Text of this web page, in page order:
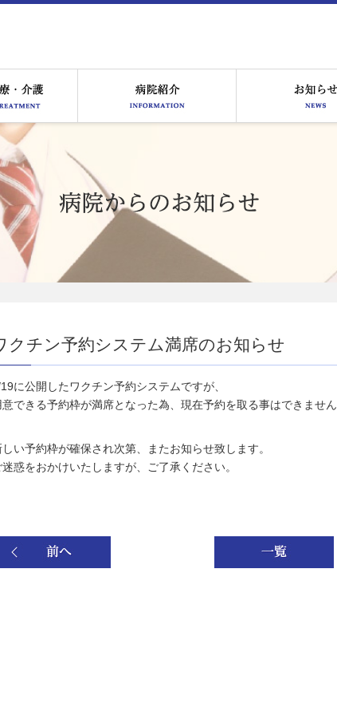
クチン予約システム満席のお知らせ
に公開したワクチン予約システムですが、
意できる予約枠が満席となった為、現在予約を取る事はできませ
しい予約枠が確保され次第、またお知らせ致します。
迷惑をおかけいたしますが、ご了承ください。